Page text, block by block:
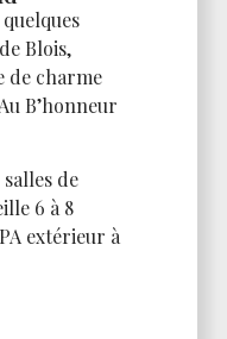
Blois,
de charme
B’honneur
de
6 à 8
extérieur à